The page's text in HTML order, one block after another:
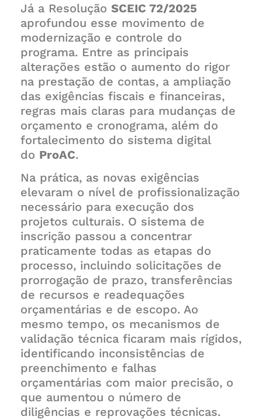
Já a Resolução SCEIC 72/2025
aprofundou esse movimento de
modernização e controle do
programa. Entre as principais
alterações estão o aumento do rigor
na prestação de contas, a ampliação
das exigências fiscais e financeiras,
regras mais claras para mudanças de
orçamento e cronograma, além do
fortalecimento do sistema digital
do ProAC.
Na prática, as novas exigências
elevaram o nível de profissionalização
necessário para execução dos
projetos culturais. O sistema de
inscrição passou a concentrar
praticamente todas as etapas do
processo, incluindo solicitações de
prorrogação de prazo, transferências
de recursos e readequações
orçamentárias e de escopo. Ao
mesmo tempo, os mecanismos de
validação técnica ficaram mais rígidos,
identificando inconsistências de
preenchimento e falhas
orçamentárias com maior precisão, o
que aumentou o número de
diligências e reprovações técnicas.